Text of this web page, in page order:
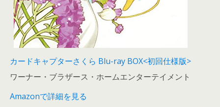
カードキャプターさくら Blu-ray BOX<初回仕様版>
ワーナー・ブラザース・ホームエンターテイメント
Amazonで詳細を見る